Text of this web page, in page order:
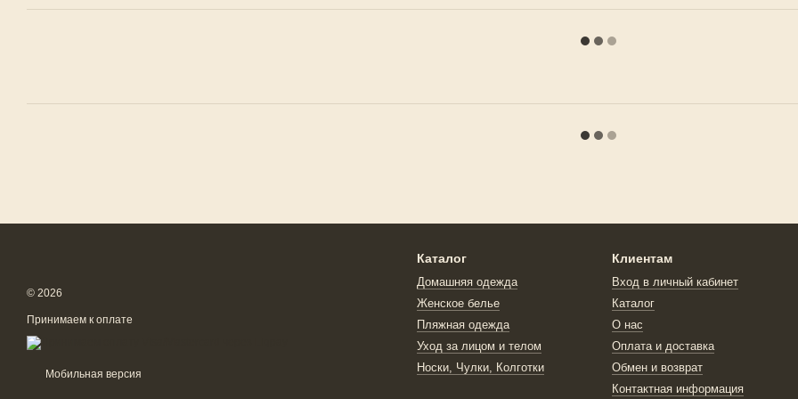
© 2026
Принимаем к оплате
Мобильная версия
Каталог
Домашняя одежда
Женское белье
Пляжная одежда
Уход за лицом и телом
Носки, Чулки, Колготки
Клиентам
Вход в личный кабинет
Каталог
О нас
Оплата и доставка
Обмен и возврат
Контактная информация